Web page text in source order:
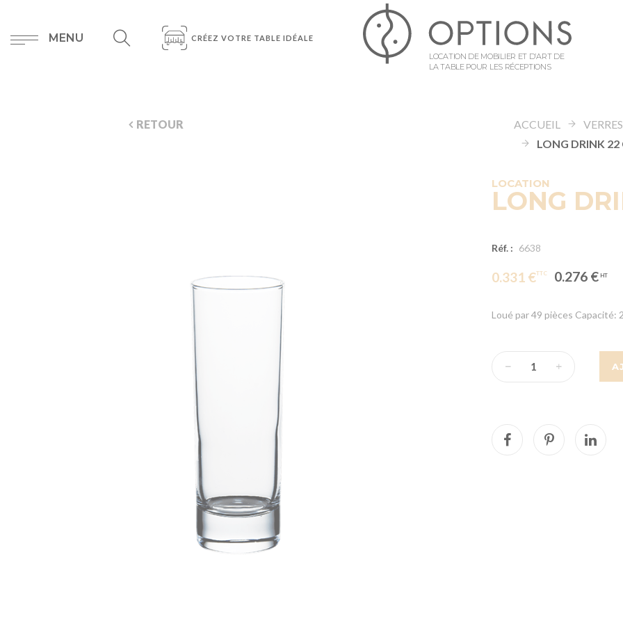
MENU CRÉEZ VOTRE TABLE IDÉALE
LOCATION DE MOBILIER ET D’ART DE
LA TABLE POUR LES RÉCEPTIONS
RETOUR ACCUEIL VERRES
LONG DRINK 22
LOCATION
LONG
Réf. : 6638
0.331 € 0.276 €
Loué par 49 pièces Capacité: